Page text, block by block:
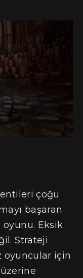
çoğu
başaran
Eksik
Strateji
oyuncular için